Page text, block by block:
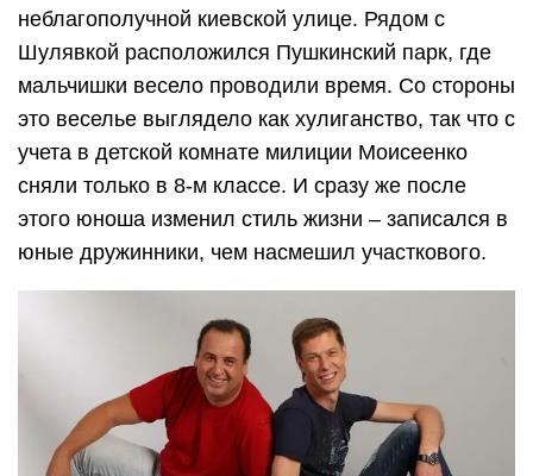
неблагополучной киевской улице. Рядом с
Шулявкой расположился Пушкинский парк, где
мальчишки весело проводили время. Со стороны
это веселье выглядело как хулиганство, так что с
учета в детской комнате милиции Моисеенко
сняли только в 8-м классе. И сразу же после
этого юноша изменил стиль жизни – записался в
юные дружинники, чем насмешил участкового.